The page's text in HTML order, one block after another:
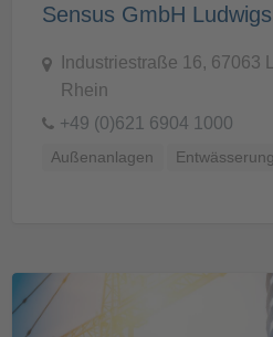
Sensus GmbH
Industriestraße 16, 67063
Rhein
+49 (0)621 6904 1000
Außenanlagen Entwässerung